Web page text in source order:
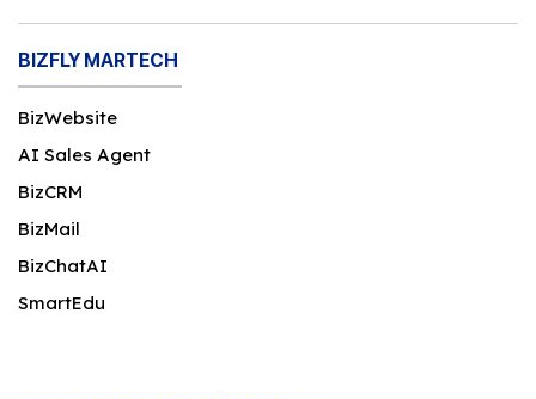
BIZFLY MARTECH
BizWebsite
AI Sales Agent
BizCRM
BizMail
BizChatAI
SmartEdu